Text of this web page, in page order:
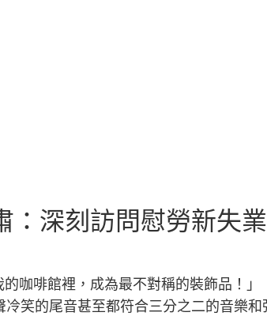
深刻訪問慰勞新失
咖啡館裡，成為最不對稱的裝飾品！」
笑的尾音甚至都符合三分之二的音樂